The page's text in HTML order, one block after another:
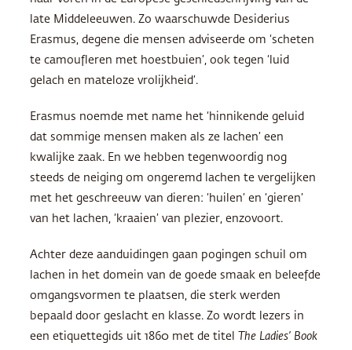
late Middeleeuwen. Zo waarschuwde Desiderius
Erasmus, degene die mensen adviseerde om ‘scheten
te camoufleren met hoestbuien’, ook tegen ‘luid
gelach en mateloze vrolijkheid’.
Erasmus noemde met name het ‘hinnikende geluid
dat sommige mensen maken als ze lachen’ een
kwalijke zaak. En we hebben tegenwoordig nog
steeds de neiging om ongeremd lachen te vergelijken
met het geschreeuw van dieren: ‘huilen’ en ‘gieren’
van het lachen, ‘kraaien’ van plezier, enzovoort.
Achter deze aanduidingen gaan pogingen schuil om
lachen in het domein van de goede smaak en beleefde
omgangsvormen te plaatsen, die sterk werden
bepaald door geslacht en klasse. Zo wordt lezers in
een etiquettegids uit 1860 met de titel
The Ladies’ Book